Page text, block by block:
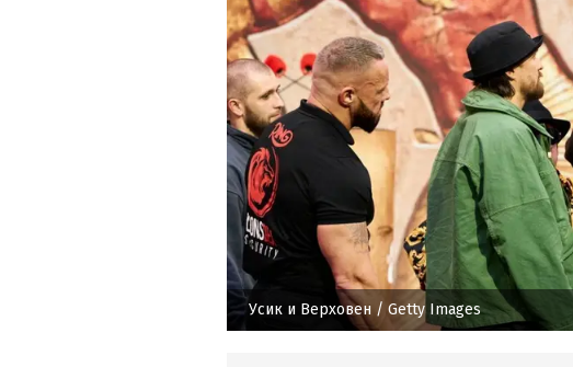
Усик и Верховен / Getty Images